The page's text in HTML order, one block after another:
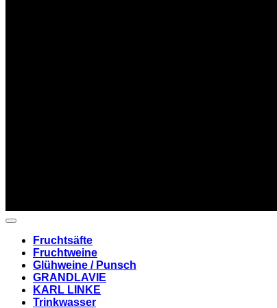
Fruchtsäfte
Fruchtweine
Glühweine / Punsch
GRANDLAVIE
KARL LINKE
Trinkwasser